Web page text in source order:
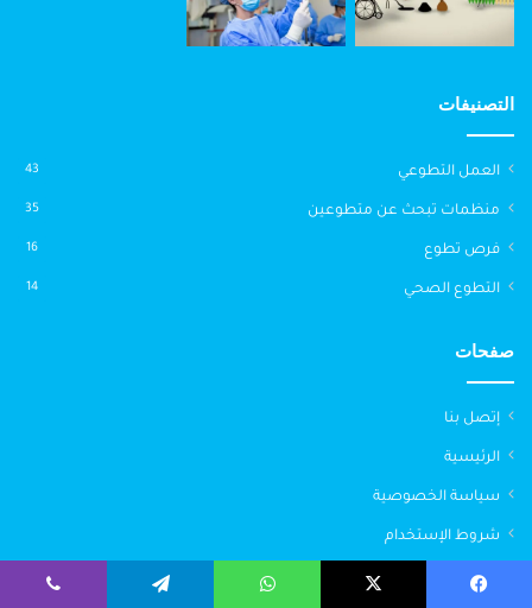
التصنيفات
العمل التطوعي 43
منظمات تبحث عن متطوعين 35
فرص تطوع 16
التطوع الصحي 14
صفحات
إتصل بنا
الرئيسية
سياسة الخصوصية
شروط الإستخدام
من نحن